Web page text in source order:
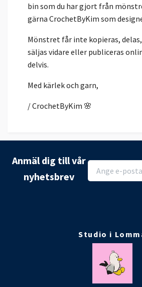
bin som du har gjort från
gärna CrochetByKim som
Mönstret får inte kopieras,
säljas vidare eller publiceras
delvis.
Med kärlek och garn,
/ CrochetByKim 🌸
Anmäl dig till vår
nyhetsbrev
Studio i